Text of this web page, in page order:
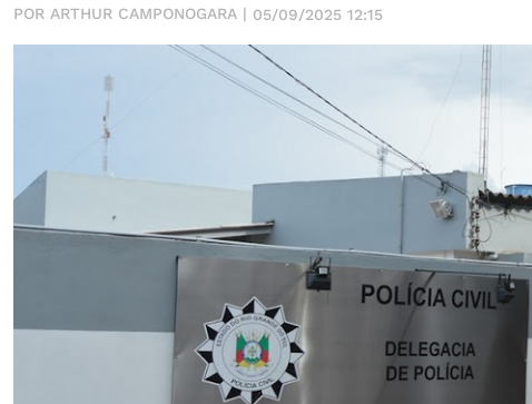
POR ARTHUR CAMPONOGARA | 05/09/2025 12:15